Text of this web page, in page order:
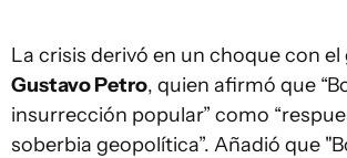
La crisis derivó en un choque con
Gustavo Petro, quien afirmó que
insurrección popular” como
soberbia geopolítica”. Añadió que